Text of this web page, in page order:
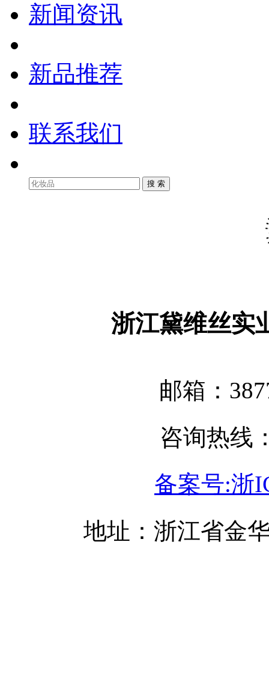
新闻资讯
新品推荐
联系我们
浙江黛维丝实
邮箱：
咨询热线
备案号:浙
地址：浙江省金